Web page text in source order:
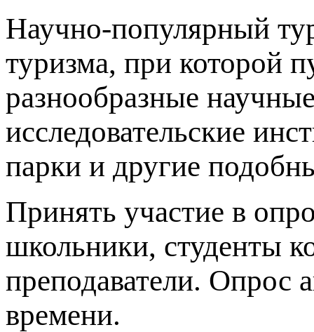
Научно-популярный
туризма, при которой
разнообразные
исследовательские
парки и другие
Принять участие в
школьники, студенты
преподаватели. Опрос
времени.